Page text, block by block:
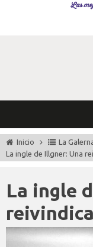
Las
Inicio
La
La ingle de Illgner: Una
La ingle